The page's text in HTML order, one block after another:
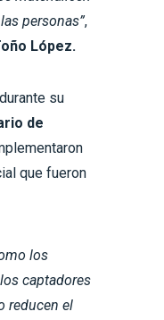
personas”,
López.
su
de
que fueron
los
captadores
reducen el